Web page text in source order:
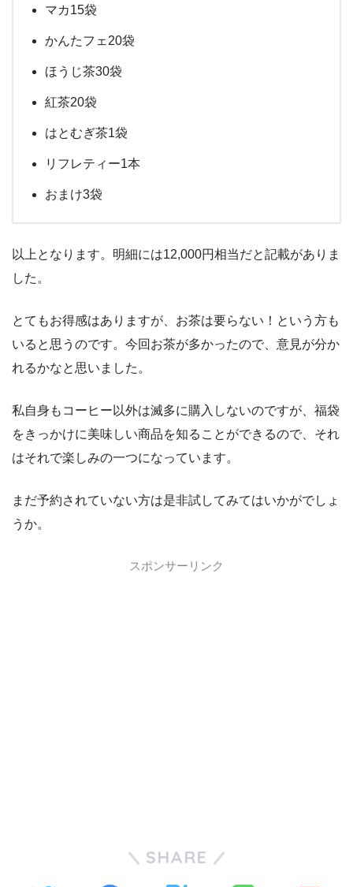
マカ15袋
かんたフェ20袋
ほうじ茶30袋
紅茶20袋
はとむぎ茶1袋
リフレティー1本
おまけ3袋
以上となります。明細には12,000円相当だと記載がありま
した。
とてもお得感はありますが、お茶は要らない！という方も
いると思うのです。今回お茶が多かったので、意見が分か
れるかなと思いました。
私自身もコーヒー以外は滅多に購入しないのですが、福袋
をきっかけに美味しい商品を知ることができるので、それ
はそれで楽しみの一つになっています。
まだ予約されていない方は是非試してみてはいかがでしょ
うか。
スポンサーリンク
SHARE